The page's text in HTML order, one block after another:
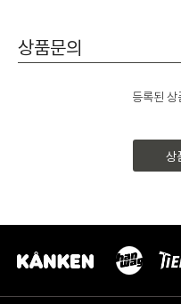
상품문의
등록된 상
상